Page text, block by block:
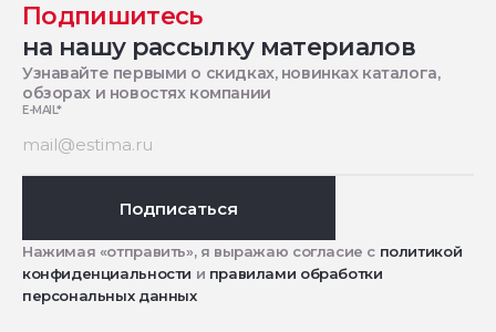
Подпишитесь
на нашу рассылку материалов
Узнавайте первыми о скидках, новинках каталога,
обзорах и новостях компании
E-MAIL*
Подписаться
Нажимая «отправить», я выражаю согласие с политикой
конфиденциальности и правилами обработки
персональных данных